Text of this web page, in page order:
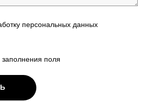
персональных данных
поля